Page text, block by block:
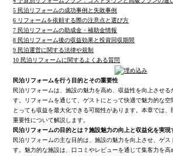
5 民泊リフォームの成功事例と失敗事例
6 リフォームを依頼する際の注意点と選び方
7 民泊リフォームの助成金・補助金情報
8 民泊リフォーム後の収益効果と投資回収期間
9 民泊運営に関する法律や規制
10 民泊リフォームに関するよくある質問
民泊リフォームを行う目的とその重要性
民泊リフォームは、施設の魅力を高め、収益性を向上させ
す。リフォームを通じて、ゲストにとって快適で魅力的な空
とっても収益を最大化できる可能性があります。本章では
重要性について解説します。
民泊リフォームの目的とは？施設魅力の向上と収益化を実現
民泊リフォームの主な目的は、施設の魅力を向上させ、ゲ
す。魅力的な施設は、口コミやレビューを通じて集客力を